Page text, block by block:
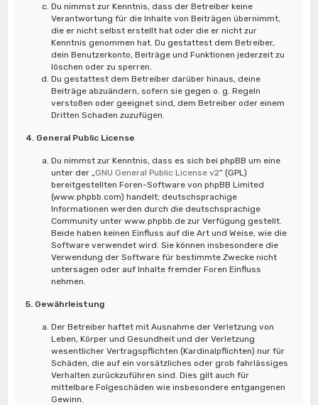
Du nimmst zur Kenntnis, dass der Betreiber keine
Verantwortung für die Inhalte von Beiträgen übernimmt,
die er nicht selbst erstellt hat oder die er nicht zur
Kenntnis genommen hat. Du gestattest dem Betreiber,
dein Benutzerkonto, Beiträge und Funktionen jederzeit zu
löschen oder zu sperren.
Du gestattest dem Betreiber darüber hinaus, deine
Beiträge abzuändern, sofern sie gegen o. g. Regeln
verstoßen oder geeignet sind, dem Betreiber oder einem
Dritten Schaden zuzufügen.
4. General Public License
Du nimmst zur Kenntnis, dass es sich bei phpBB um eine
unter der „GNU General Public License v2“ (GPL)
bereitgestellten Foren-Software von phpBB Limited
(www.phpbb.com) handelt; deutschsprachige
Informationen werden durch die deutschsprachige
Community unter www.phpbb.de zur Verfügung gestellt.
Beide haben keinen Einfluss auf die Art und Weise, wie die
Software verwendet wird. Sie können insbesondere die
Verwendung der Software für bestimmte Zwecke nicht
untersagen oder auf Inhalte fremder Foren Einfluss
nehmen.
5. Gewährleistung
Der Betreiber haftet mit Ausnahme der Verletzung von
Leben, Körper und Gesundheit und der Verletzung
wesentlicher Vertragspflichten (Kardinalpflichten) nur für
Schäden, die auf ein vorsätzliches oder grob fahrlässiges
Verhalten zurückzuführen sind. Dies gilt auch für
mittelbare Folgeschäden wie insbesondere entgangenen
Gewinn.